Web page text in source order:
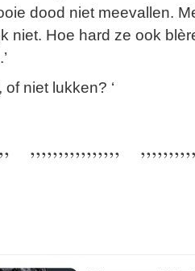
dood niet meevallen.
niet. Hoe hard ze ook
niet lukken? ‘
,,,,,,,,,,,,,,,,